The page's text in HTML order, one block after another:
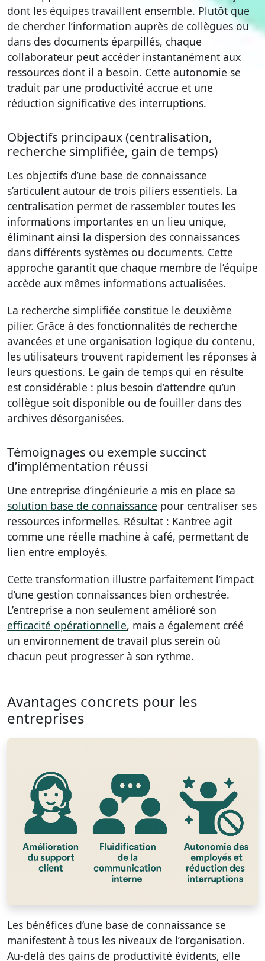
dont les équipes travaillent ensemble. Plutôt que
de chercher l’information auprès de collègues ou
dans des documents éparpillés, chaque
collaborateur peut accéder instantanément aux
ressources dont il a besoin. Cette autonomie se
traduit par une productivité accrue et une
réduction significative des interruptions.
Objectifs principaux (centralisation,
recherche simplifiée, gain de temps)
Les objectifs d’une base de connaissance
s’articulent autour de trois piliers essentiels. La
centralisation permet de rassembler toutes les
informations importantes en un lieu unique,
éliminant ainsi la dispersion des connaissances
dans différents systèmes ou documents. Cette
approche garantit que chaque membre de l’équipe
accède aux mêmes informations actualisées.
La recherche simplifiée constitue le deuxième
pilier. Grâce à des fonctionnalités de recherche
avancées et une organisation logique du contenu,
les utilisateurs trouvent rapidement les réponses à
leurs questions. Le gain de temps qui en résulte
est considérable : plus besoin d’attendre qu’un
collègue soit disponible ou de fouiller dans des
archives désorganisées.
Témoignages ou exemple succinct
d’implémentation réussi
Une entreprise d’ingénieurie a mis en place sa
solution base de connaissance pour centraliser ses
ressources informelles. Résultat : Kantree agit
comme une réelle machine à café, permettant de
lien entre employés.
Cette transformation illustre parfaitement l’impact
d’une gestion connaissances bien orchestrée.
L’entreprise a non seulement amélioré son
efficacité opérationnelle, mais a également créé
un environnement de travail plus serein où
chacun peut progresser à son rythme.
Avantages concrets pour les
entreprises
Les bénéfices d’une base de connaissance se
manifestent à tous les niveaux de l’organisation.
Au-delà des gains de productivité évidents, elle